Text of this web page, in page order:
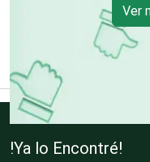
Desarrollo
Dulcerías
Ver
!Ya lo Encontré!